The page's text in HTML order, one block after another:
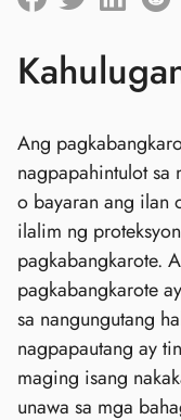
Ang
nagpapahintulot
o bayaran ang ilan
ilalim ng
pagkabangkarote.
pagkabangkarote
sa nangungutang
nagpapautang ay
maging isang
unawa sa mga